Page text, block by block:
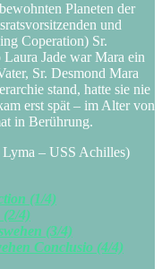
Planeten der
und
Coperation) Sr.
Jade war Mara ein
Sr. Desmond Mara
stand, hatte sie nie
erst spät – im Alter von
in Berührung.
– USS Achilles)
(1/4)
4)
(3/4)
Conclusio (4/4)